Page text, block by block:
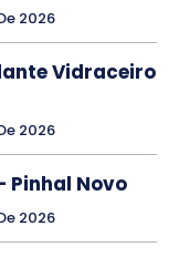
2026
Vidraceiro
2026
Pinhal Novo
2026